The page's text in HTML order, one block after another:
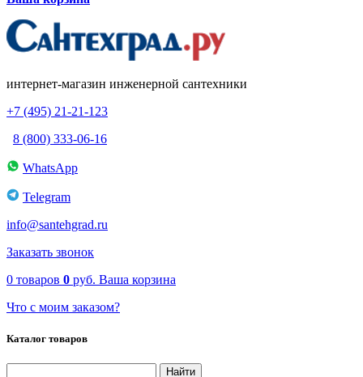
интернет-магазин инженерной сантехники
+7 (495) 21-21-123
8 (800) 333-06-16
WhatsApp
Telegram
info@santehgrad.ru
Заказать звонок
0 товаров 0 руб. Ваша корзина
Что с моим заказом?
Каталог товаров